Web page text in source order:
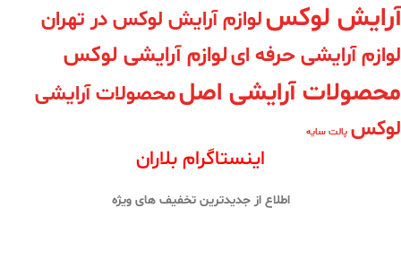
آرایش لوکسلوازم آرایش لوکس در تهران
لوازم آرایشی حرفه ایلوازم آرایشی لوکس
محصولات آرایشی اصلمحصولات آرایشی
لوکس پالت سایه
اینستاگرام بلاران
اطلاع از جدیدترین تخفیف های ویژه